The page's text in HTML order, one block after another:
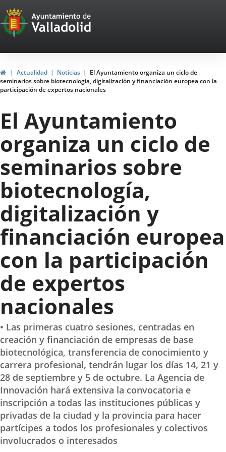
Portal
Web
del
Ayuntamiento
de
Valladolid
HomeActualidad Noticias
El Ayuntamiento organiza un ciclo de
seminarios sobre biotecnología, digitalización y financiación europea con la
participación de expertos nacionales
El Ayuntamiento
organiza un ciclo de
seminarios sobre
biotecnología,
digitalización y
financiación europea
con la participación
de expertos
nacionales
• Las primeras cuatro sesiones, centradas en
creación y financiación de empresas de base
biotecnológica, transferencia de conocimiento y
carrera profesional, tendrán lugar los días 14, 21 y
28 de septiembre y 5 de octubre. La Agencia de
Innovación hará extensiva la convocatoria e
inscripción a todas las instituciones públicas y
privadas de la ciudad y la provincia para hacer
partícipes a todos los profesionales y colectivos
involucrados o interesados